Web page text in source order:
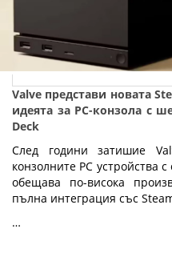
Valve представи новата
идеята за PC-конзола с
Deck
След години затишие
конзолните PC устройства
обещава по-висока
пълна интеграция със
…